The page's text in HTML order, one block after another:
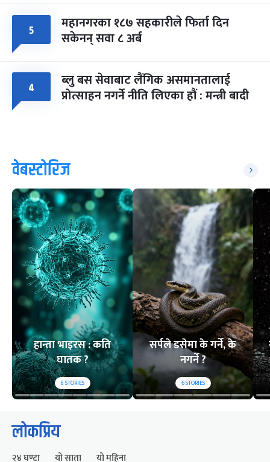
५ महानगरका १८७ सहकारीले फिर्ता दिन
सकेनन् सवा ८ अर्ब
४ ब्लु बस सेवाबाट लैंगिक असमानतालाई
प्रोत्साहन नगर्ने नीति लिएका हौं : मन्त्री बादी
वेबस्टोरिज
हान्ता भाइरस : कति
घातक ?
8STORIES
सर्पले डसेमा के गर्ने, के
नगर्ने ?
6STORIES
लोकप्रिय
२४ घण्टा यो साता यो महिना